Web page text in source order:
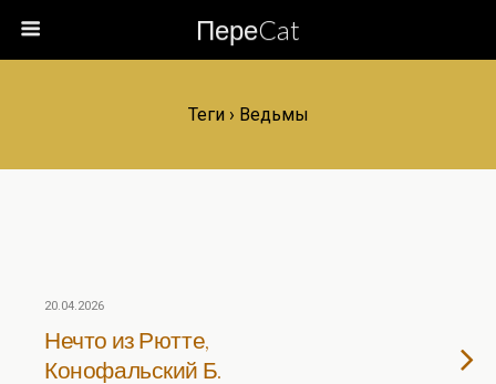
ПереCat
Теги › Ведьмы
20.04.2026
Нечто из Рютте,
Конофальский Б.